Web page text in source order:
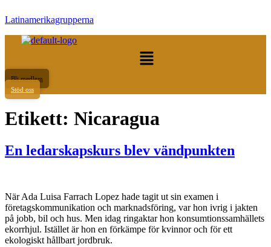
Latinamerikagrupperna
Meny
Bli medlem
Stöd oss
Etikett: Nicaragua
En ledarskapskurs blev vändpunkten
När Ada Luisa Farrach Lopez hade tagit ut sin examen i
företagskommunikation och marknadsföring, var hon ivrig i jakten
på jobb, bil och hus. Men idag ringaktar hon konsumtionssamhällets
ekorrhjul. Istället är hon en förkämpe för kvinnor och för ett
ekologiskt hållbart jordbruk.